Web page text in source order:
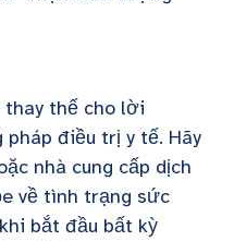
thay thế cho lời
pháp điều trị y tế. Hãy
nhà cung cấp dịch
về tình trạng sức
bắt đầu bất kỳ